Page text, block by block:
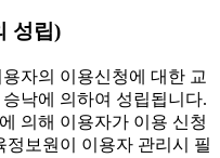
성립)
자의 이용신청에 대한 교
낙에 의하여 성립됩니다.
의해 이용자가 이용 신청
정보원이 이용자 관리시 필